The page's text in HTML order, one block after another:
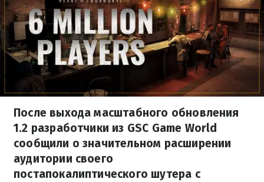
После выхода масштабного обновления
1.2 разработчики из GSC Game World
сообщили о значительном расширении
аудитории своего
постапокалиптического шутера с